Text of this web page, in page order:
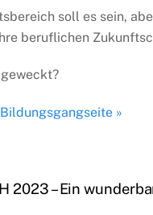
soll es sein,
beruflichen
»
2023 – Ein